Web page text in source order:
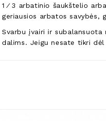
1 ⁄ 3 arbatinio šaukštelio
geriausios arbatos savybės,
Svarbu įvairi ir
dalims. Jeigu nesate tikri